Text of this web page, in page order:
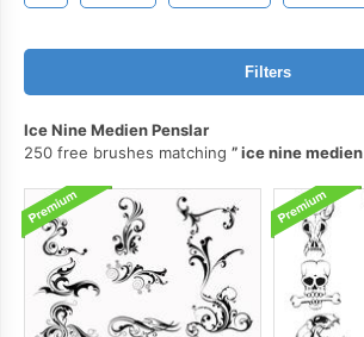
Filters
Ice Nine Medien Penslar
250 free brushes matching
ice nine medien